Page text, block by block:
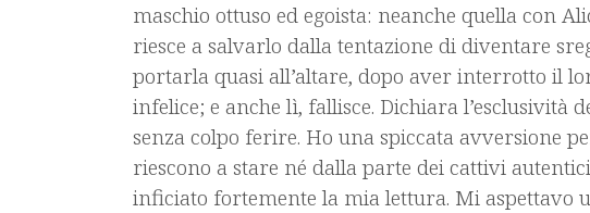
maschio ottuso ed egoista: neanche quella con
riesce a salvarlo dalla tentazione di diventare
portarla quasi all’altare, dopo aver interrotto il
infelice; e anche lì, fallisce. Dichiara l’esclusività
senza colpo ferire. Ho una spiccata avversione
riescono a stare né dalla parte dei cattivi
inficiato fortemente la mia lettura. Mi aspettavo